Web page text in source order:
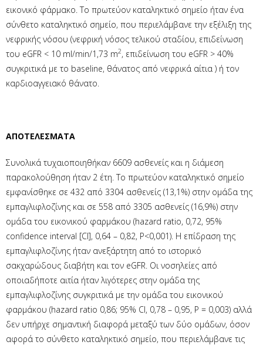
εικονικό φάρμακο. Το πρωτεύον καταληκτικό σημείο ήταν ένα
σύνθετο καταληκτικό σημείο, που περιελάμβανε την εξέλιξη της
νεφρικής νόσου (νεφρική νόσος τελικού σταδίου, επιδείνωση
του eGFR < 10 ml/min/1,73 m2, επιδείνωση του eGFR > 40%
συγκριτικά με το baseline, θάνατος από νεφρικά αίτια ) ή τον
καρδιοαγγειακό θάνατο.
ΑΠΟΤΕΛΕΣΜΑΤΑ
Συνολικά τυχαιοποιηθήκαν 6609 ασθενείς και η διάμεση
παρακολούθηση ήταν 2 έτη. Το πρωτεύον καταληκτικό σημείο
εμφανίσθηκε σε 432 από 3304 ασθενείς (13,1%) στην ομάδα της
εμπαγλιφλοζίνης και σε 558 από 3305 ασθενείς (16,9%) στην
ομάδα του εικονικού φαρμάκου (hazard ratio, 0,72, 95%
confidence interval [CI], 0,64 – 0,82, P<0,001). Η επίδραση της
εμπαγλιφλοζίνης ήταν ανεξάρτητη από το ιστορικό
σακχαρώδους διαβήτη και τον eGFR. Oι νοσηλείες από
οποιαδήποτε αιτία ήταν λιγότερες στην ομάδα της
εμπαγλιφλοζίνης συγκριτικά με την ομάδα του εικονικού
φαρμάκου (hazard ratio 0,86; 95% CI, 0,78 – 0,95, P = 0,003) αλλά
δεν υπήρχε σημαντική διαφορά μεταξύ των δύο ομάδων, όσον
αφορά το σύνθετο καταληκτικό σημείο, που περιελάμβανε τις